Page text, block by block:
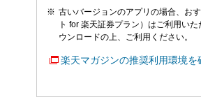
古いバージョンのアプリの場合、お
ト for 楽天証券プラン）はご利用い
ウンロードの上、ご利用ください。
楽天マガジンの推奨利用環境を